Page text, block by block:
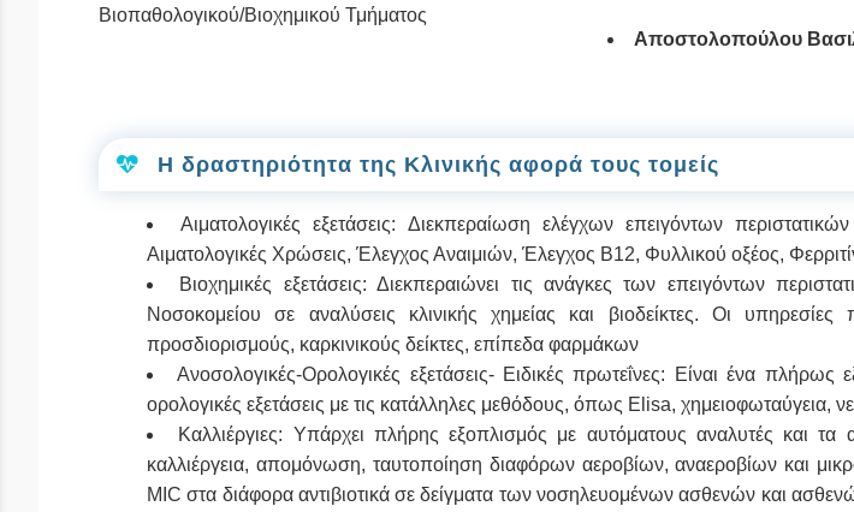
Βιοπαθολογικού/Βιοχημικού Τμήματος
Αποστολοπούλου
Η δραστηριότητα της Κλινικής αφορά τους τομείς
Αιματολογικές εξετάσεις: Διεκπεραίωση ελέγχων επειγόντων
Αιματολογικές Χρώσεις, Έλεγχος Αναιμιών, Έλεγχος Β12, Φυλλικού οξέος,
Βιοχημικές εξετάσεις: Διεκπεραιώνει τις ανάγκες των επειγόντων
Νοσοκομείου σε αναλύσεις κλινικής χημείας και βιοδείκτες. Οι
προσδιορισμούς, καρκινικούς δείκτες, επίπεδα φαρμάκων
Ανοσολογικές-Ορολογικές εξετάσεις- Ειδικές πρωτεΐνες: Είναι ένα
ορολογικές εξετάσεις με τις κατάλληλες μεθόδους, όπως Elisa, χημειοφωταύγεια,
Καλλιέργιες: Υπάρχει πλήρης εξοπλισμός με αυτόματους αναλυτές και τα
καλλιέργεια, απομόνωση, ταυτοποίηση διαφόρων αεροβίων, αναεροβίων και
MIC στα διάφορα αντιβιοτικά σε δείγματα των νοσηλευομένων ασθενών και